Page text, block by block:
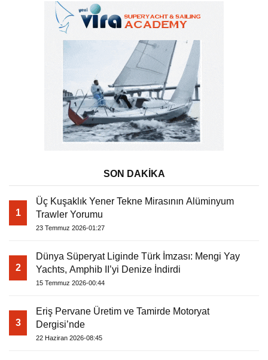
SON DAKİKA
1
Üç Kuşaklık Yener Tekne Mirasının Alüminyum
Trawler Yorumu
23 Temmuz 2026-01:27
2
Dünya Süperyat Liginde Türk İmzası: Mengi Yay
Yachts, Amphib II’yi Denize İndirdi
15 Temmuz 2026-00:44
3
Eriş Pervane Üretim ve Tamirde Motoryat
Dergisi’nde
22 Haziran 2026-08:45